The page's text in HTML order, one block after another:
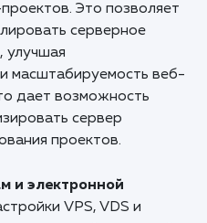
пришло
чтобы обсудить
процесс
гарантируем, что
в
веб-ресурса,